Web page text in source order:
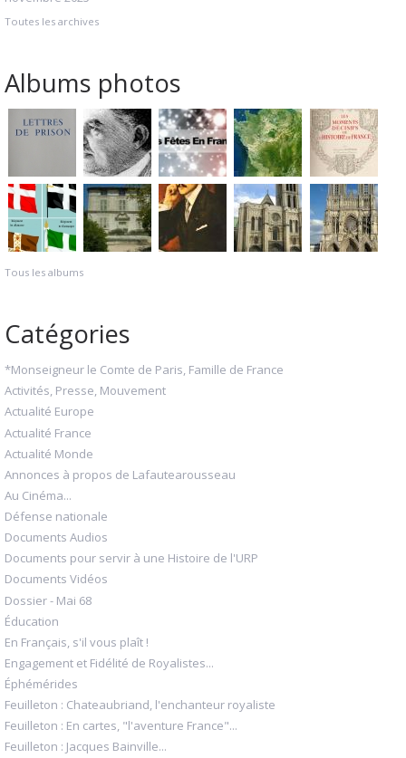
Toutes les archives
Albums photos
Tous les albums
Catégories
*Monseigneur le Comte de Paris, Famille de France
Activités, Presse, Mouvement
Actualité Europe
Actualité France
Actualité Monde
Annonces à propos de Lafautearousseau
Au Cinéma...
Défense nationale
Documents Audios
Documents pour servir à une Histoire de l'URP
Documents Vidéos
Dossier - Mai 68
Éducation
En Français, s'il vous plaît !
Engagement et Fidélité de Royalistes...
Éphémérides
Feuilleton : Chateaubriand, l'enchanteur royaliste
Feuilleton : En cartes, "l'aventure France"...
Feuilleton : Jacques Bainville...